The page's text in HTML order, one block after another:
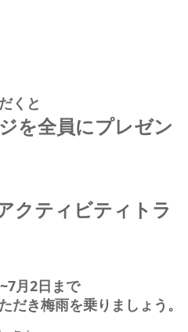
くと
を全員にプレゼン
クティビティトラ
月2日まで
だき梅雨を乗りましょう。